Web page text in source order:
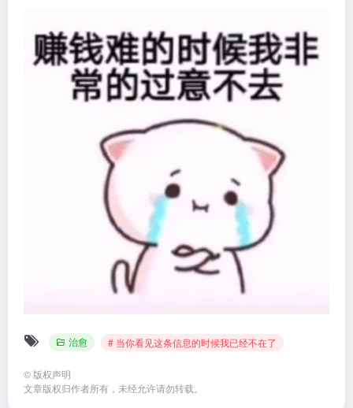
治愈 # 当你看见这条信息的时候我已经不在了
© 版权声明
文章版权归作者所有，未经允许请勿转载。